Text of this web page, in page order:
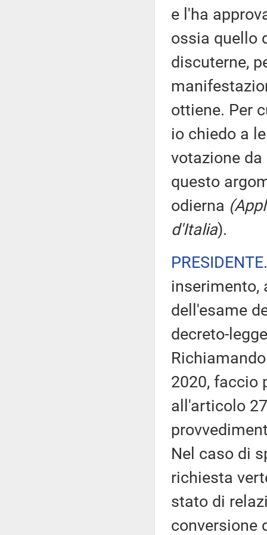
e l'ha
ossia quello
discuterne,
ottiene. Per
io chiedo a
votazione
questo
odierna
d'Italia).
PRESIDENTE
inserimento,
dell'esame
decreto-
2020, faccio
all'articolo
Nel caso di
richiesta
stato di
conversione